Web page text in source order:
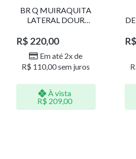
BR Q MUIRAQUITA
LATERAL DOUR
R$ 220,00
Em até 2x de
R$ 110,00sem juros
À vista
R$ 209,00
R$